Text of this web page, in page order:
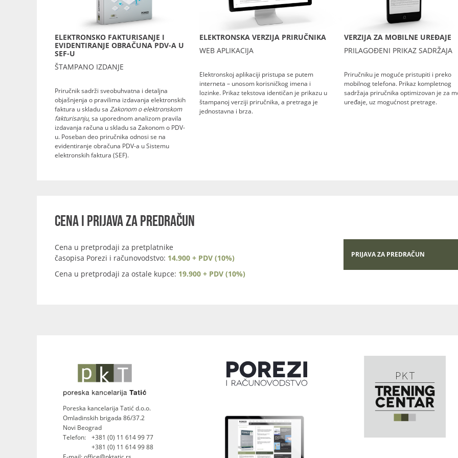
ELEKTRONSKO FAKTURISANJE I
EVIDENTIRANJE OBRAČUNA PDV-A U
SEF-U
ŠTAMPANO IZDANJE
Priručnik sadrži sveobuhvatna i detaljna
objašnjenja o pravilima izdavanja elektronskih
faktura u skladu sa Zakonom o elektronskom
fakturisanju, sa uporednom analizom pravila
izdavanja računa u skladu sa Zakonom o PDV-
u. Poseban deo priručnika odnosi se na
evidentiranje obračuna PDV-a u Sistemu
elektronskih faktura (SEF).
ELEKTRONSKA VERZIJA PRIRUČNIKA
WEB APLIKACIJA
Elektronskoj aplikaciji pristupa se putem
interneta – unosom korisničkog imena i
lozinke. Prikaz tekstova identičan je prikazu u
štampanoj verziji priručnika, a pretraga je
jednostavna i brza.
VERZIJA ZA MOBILNE UREĐAJE
PRILAGOĐENI PRIKAZ SADRŽAJA
Priručniku je moguće pristupiti i preko
mobilnog telefona. Prikaz kompletnog
sadržaja priručnika optimizovan je za
uređaje, uz mogućnost pretrage.
CENA I PRIJAVA ZA PREDRAČUN
Cena u pretprodaji za pretplatnike
časopisa Porezi i računovodstvo: 14.900 + PDV (10%)
Cena u pretprodaji za ostale kupce: 19.900 + PDV (10%)
PRIJAVA ZA PREDRAČUN
Poreska kancelarija Tatić d.o.o.
Omladinskih brigada 86/37.2
Novi Beograd
Telefon:
+381 (0) 11 614 99 77
+381 (0) 11 614 99 88